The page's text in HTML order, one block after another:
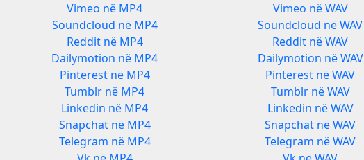
Vimeo në MP4
Soundcloud në MP4
Reddit në MP4
Dailymotion në MP4
Pinterest në MP4
Tumblr në MP4
Linkedin në MP4
Snapchat në MP4
Telegram në MP4
Vimeo në WAV
Soundcloud në WAV
Reddit në WAV
Dailymotion në WAV
Pinterest në WAV
Tumblr në WAV
Linkedin në WAV
Snapchat në WAV
Telegram në WAV